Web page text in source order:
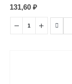
обработки кромок, сварных швов деталей и конструкций из
различных марок
пластиков.
*Лепестковая
131,60 ₽